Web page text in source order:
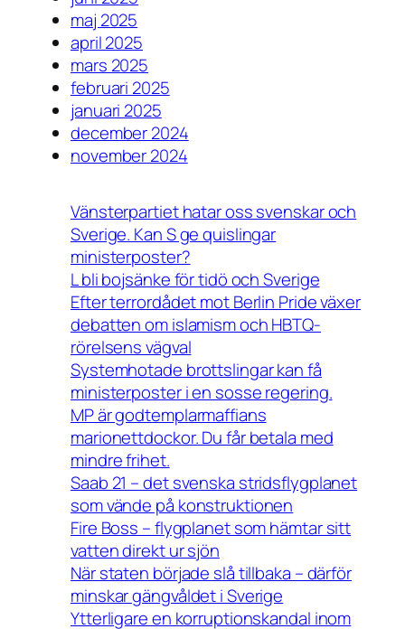
maj 2025
april 2025
mars 2025
februari 2025
januari 2025
december 2024
november 2024
Vänsterpartiet hatar oss svenskar och
Sverige. Kan S ge quislingar
ministerposter?
L bli bojsänke för tidö och Sverige
Efter terrordådet mot Berlin Pride växer
debatten om islamism och HBTQ-
rörelsens vägval
Systemhotade brottslingar kan få
ministerposter i en sosse regering.
MP är godtemplarmaffians
marionettdockor. Du får betala med
mindre frihet.
Saab 21 – det svenska stridsflygplanet
som vände på konstruktionen
Fire Boss – flygplanet som hämtar sitt
vatten direkt ur sjön
När staten började slå tillbaka – därför
minskar gängvåldet i Sverige
Ytterligare en korruptionskandal inom